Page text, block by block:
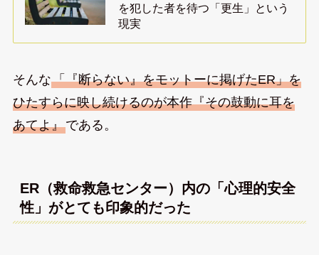
を犯した者を待つ「更生」という
現実
そんな「『断らない』をモットーに掲げたER」を
ひたすらに映し続けるのが本作『その鼓動に耳を
あてよ』である。
ER（救命救急センター）内の「心理的安全
性」がとても印象的だった